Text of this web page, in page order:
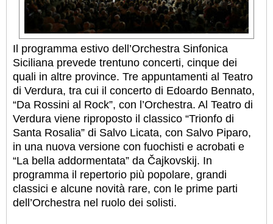
Il programma estivo dell’Orchestra Sinfonica
Siciliana prevede trentuno concerti, cinque dei
quali in altre province. Tre appuntamenti al Teatro
di Verdura, tra cui il concerto di Edoardo Bennato,
“Da Rossini al Rock”, con l’Orchestra. Al Teatro di
Verdura viene riproposto il classico “Trionfo di
Santa Rosalia” di Salvo Licata, con Salvo Piparo,
in una nuova versione con fuochisti e acrobati e
“La bella addormentata” da Čajkovskij. In
programma il repertorio più popolare, grandi
classici e alcune novità rare, con le prime parti
dell’Orchestra nel ruolo dei solisti.